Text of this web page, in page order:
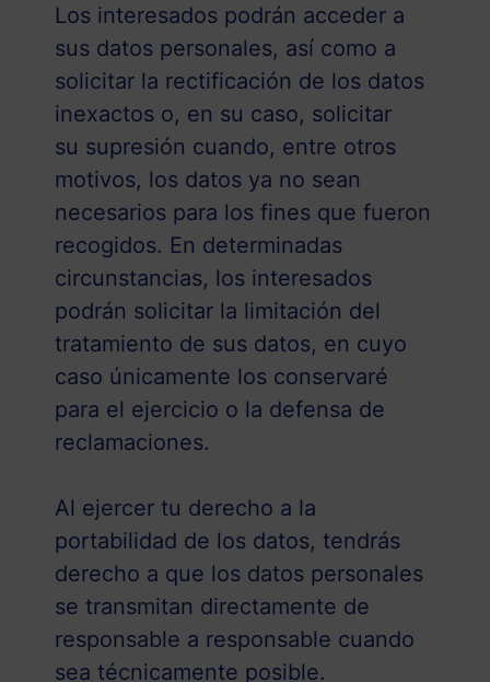
Los interesados podrán acceder a
sus datos personales, así como a
solicitar la rectificación de los datos
inexactos o, en su caso, solicitar
su supresión cuando, entre otros
motivos, los datos ya no sean
necesarios para los fines que fueron
recogidos. En determinadas
circunstancias, los interesados
podrán solicitar la limitación del
tratamiento de sus datos, en cuyo
caso únicamente los conservaré
para el ejercicio o la defensa de
reclamaciones.
Al ejercer tu derecho a la
portabilidad de los datos, tendrás
derecho a que los datos personales
se transmitan directamente de
responsable a responsable cuando
sea técnicamente posible.